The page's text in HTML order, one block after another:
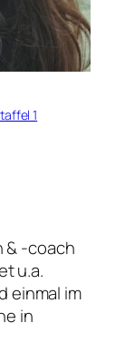
1
& -coach
u.a.
einmal im
in